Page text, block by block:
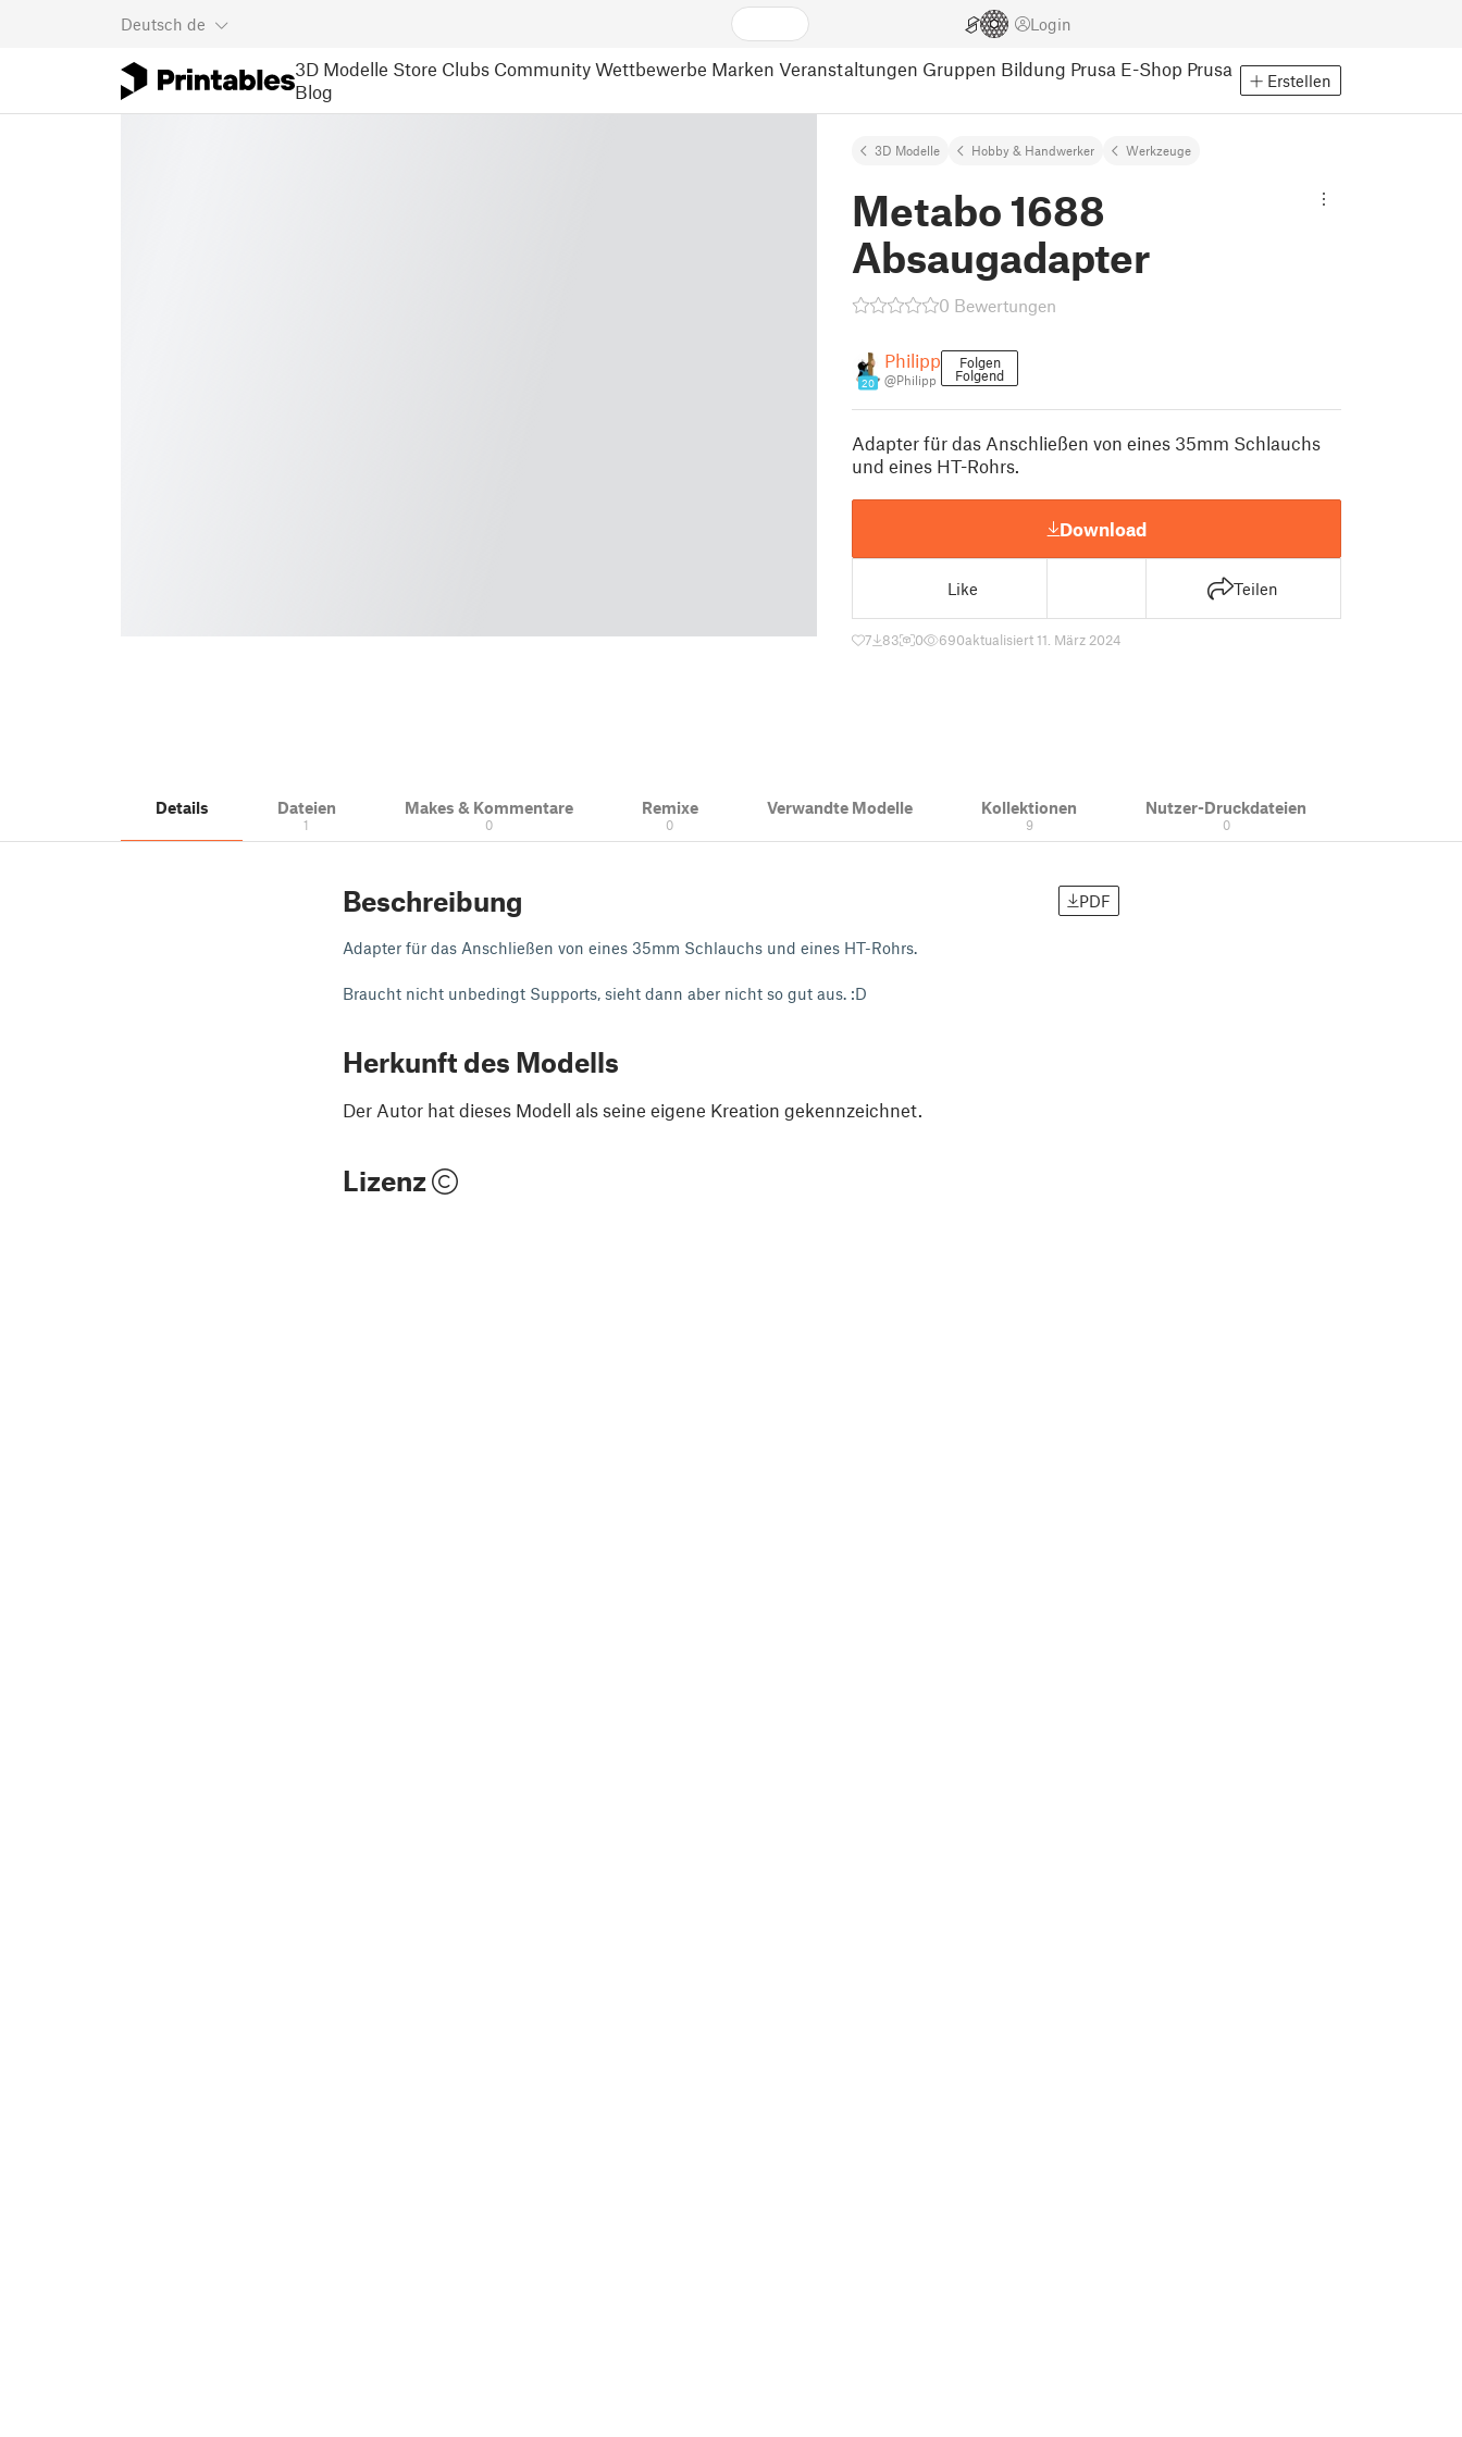
Deutsch de Login
3D Modelle Store Clubs Community Wettbewerbe Marken Veranstaltungen Gruppen Bildung Prusa E-Shop Prusa
Blog
Erstellen
3D Modelle Hobby & Handwerker Werkzeuge
Metabo 1688
Absaugadapter
0 Bewertungen
20
Philipp
@Philipp
Folgen
Folgend
Adapter für das Anschließen von eines 35mm Schlauchs
und eines HT-Rohrs.
Download
Like Teilen
7 83 0 690aktualisiert 11. März 2024
Details Dateien
1
Makes & Kommentare
0
Remixe
0
Verwandte Modelle Kollektionen
9
Nutzer-Druckdateien
0
Beschreibung PDF
Adapter für das Anschließen von eines 35mm Schlauchs und eines HT-Rohrs.
Braucht nicht unbedingt Supports, sieht dann aber nicht so gut aus. :D
Herkunft des Modells
Der Autor hat dieses Modell als seine eigene Kreation gekennzeichnet.
Lizenz